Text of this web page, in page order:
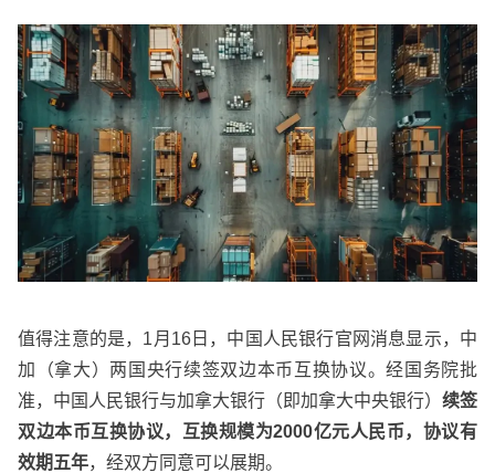
值得注意的是，1月16日，中国人民银行官网消息显示，中
加（拿大）两国央行续签双边本币互换协议。经国务院批
准，中国人民银行与加拿大银行（即加拿大中央银行） 续签
双边本币互换协议，互换规模为2000亿元人民币，协议有
效期五年，经双方同意可以展期。